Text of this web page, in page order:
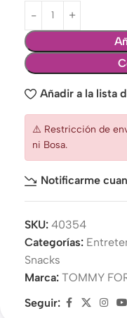
Añadir a la lista
⚠️ Restricción de
ni Bosa.
Notificarme
SKU: 40354
Categorías:
Snacks
Marca: TOMMY
Seguir: